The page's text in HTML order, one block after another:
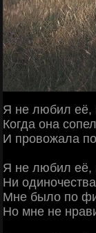
Я не любил её,
Когда она
И провожала
Я не любил её,
Ни
Мне было по
Но мне не